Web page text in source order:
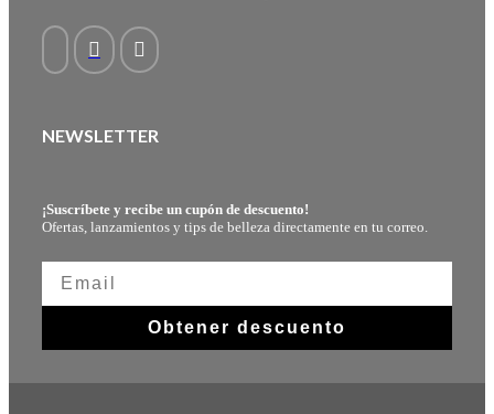
NEWSLETTER
¡Suscríbete y recibe un cupón de descuento!
Ofertas, lanzamientos y tips de belleza directamente en tu correo.
Obtener descuento